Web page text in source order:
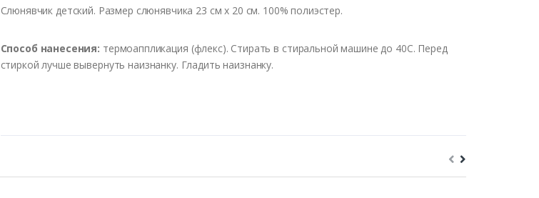
Слюнявчик детский. Размер слюнявчика 23 см х 20 см. 100% полиэстер.
Способ нанесения: термоаппликация (флекс). Стирать в стиральной машине до 40С. Перед
стиркой лучше вывернуть наизнанку. Гладить наизнанку.